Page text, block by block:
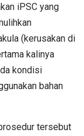
iPSC yang
(kerusakan di
kalinya
kondisi
bahan
tersebut